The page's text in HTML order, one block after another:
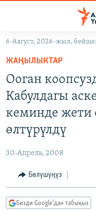
Навигацияга
өтүңүз
Издөөгө
салыңызКЫРГЫЗСТАН
ДҮЙНӨ
УКРАИНА
БҮГҮН АЗАТТЫКТА
ЭКСПЕРТТЕР ТАЛДАЙТ
БИЗ ЖАНА ДҮЙНӨ
ПОДКАСТ
ӨЗГӨЧӨ ПИКИР
Русский
6-Август, 2026-жыл,
ЖАҢЫЛЫКТАР
Ооган
Кабулдагы
кеминде жети
өлтүрүлдү
30-Апрель, 2008
Бөлүшүңүз
Бизди Google'дан табыңыз